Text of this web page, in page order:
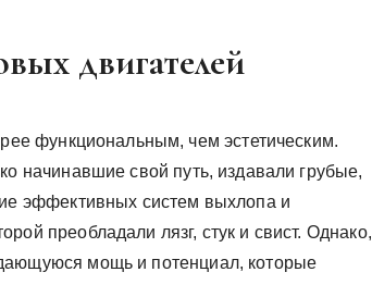
двигателей
функциональным, чем эстетическим.
начинавшие свой путь, издавали грубые,
эффективных систем выхлопа и
преобладали лязг, стук и свист. Однако,
мощь и потенциал, которые